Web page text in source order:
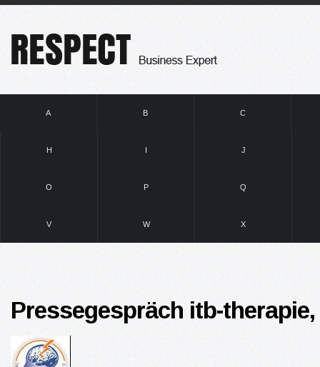
A B C
H I J
O P Q
V W X
Pressegespräch itb-